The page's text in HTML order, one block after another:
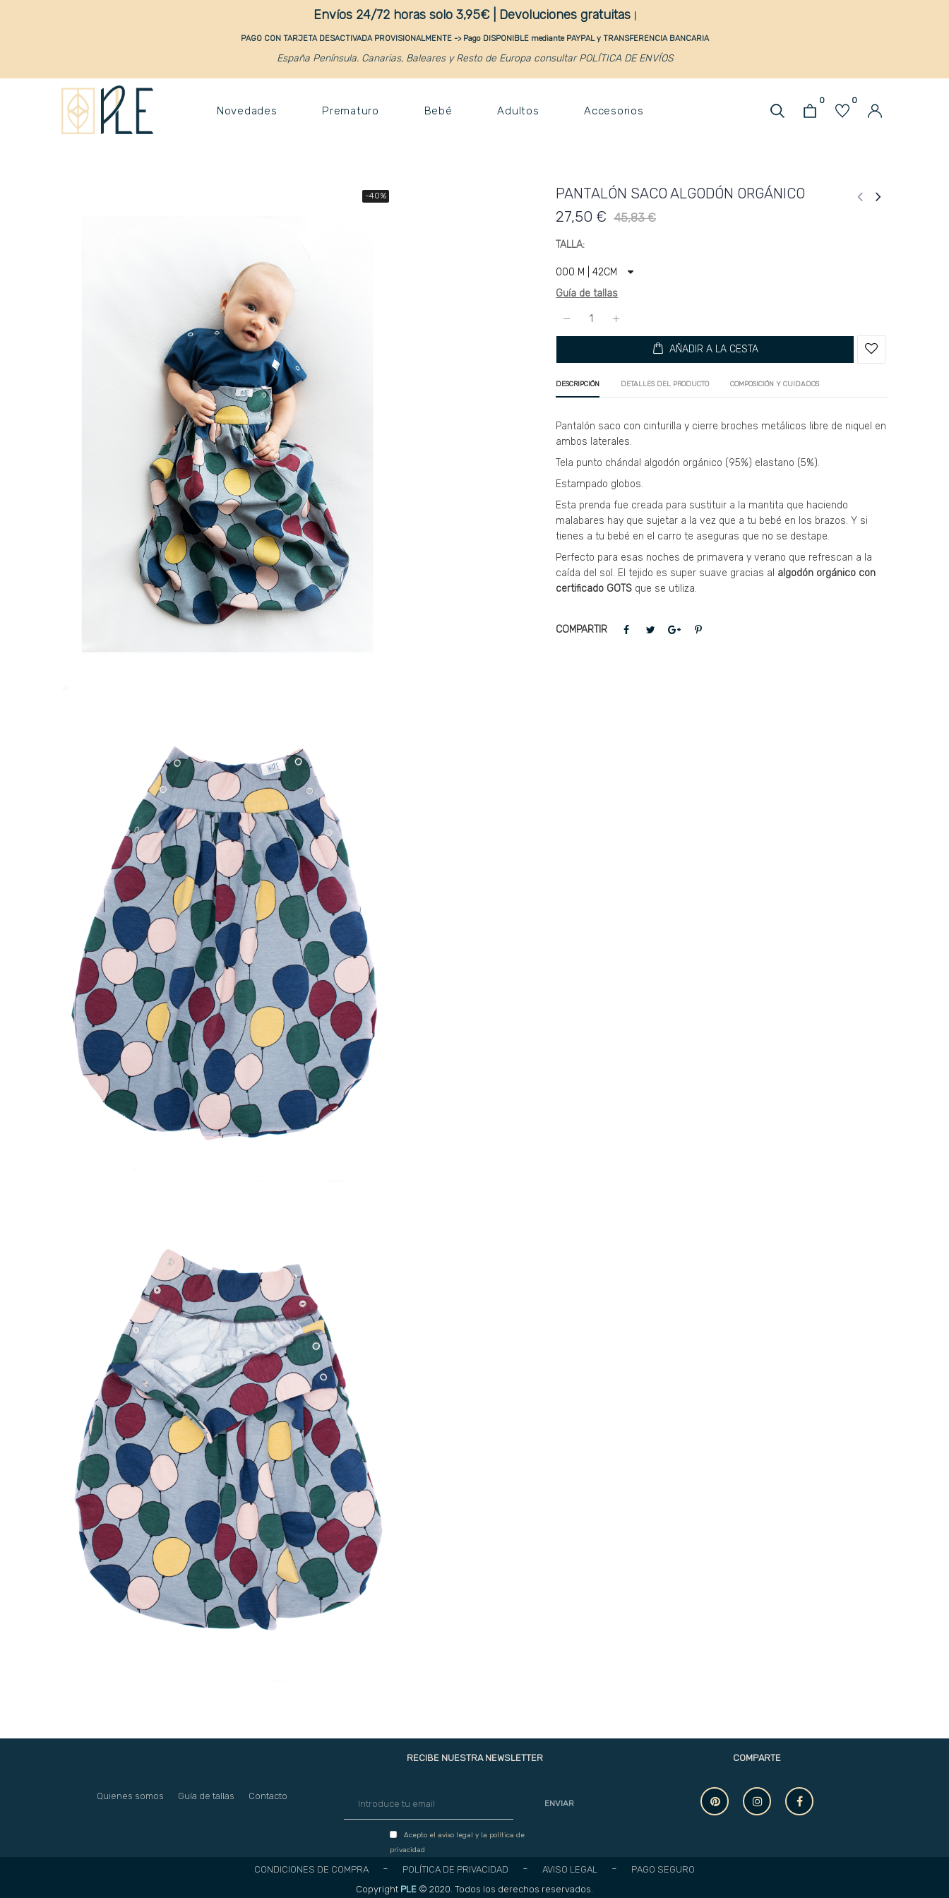
Envíos 24/72 horas solo 3,95€ | Devoluciones gratuitas
PAGO CON TARJETA DESACTIVADA PROVISIONALMENTE -> Pago DISPONIBLE mediante PAYPAL y TRANSFERENCIA BANCARIA
España Península. Canarias, Baleares y Resto de Europa consultar POLÍTICA DE ENVÍOS
0 0
Novedades Prematuro Bebé Adultos Accesorios
-40% PANTALÓN SACO ALGODÓN ORGÁNICO
27,50 € 45,83 €
TALLA
Guía de tallas
AÑADIR A LA CESTA
DESCRIPCIÓN DETALLES DEL PRODUCTO COMPOSICIÓN Y CUIDADOS
Pantalón saco con cinturilla y cierre broches metálicos libre de niquel en
ambos laterales.
Tela punto chándal algodón orgánico (95%) elastano (5%).
Estampado globos.
Esta prenda fue creada para sustituir a la mantita que haciendo
malabares hay que sujetar a la vez que a tu bebé en los brazos. Y si
tienes a tu bebé en el carro te aseguras que no se destape.
Perfecto para esas noches de primavera y verano que refrescan a la
caída del sol. El tejido es super suave gracias al algodón orgánico con
certificado GOTS que se utiliza.
COMPARTIR
Quienes somos Guía de tallas Contacto
RECIBE NUESTRA NEWSLETTER
ENVIAR
Acepto el aviso legal y la política de
privacidad
COMPARTE
CONDICIONES DE COMPRA POLÍTICA DE PRIVACIDAD AVISO LEGAL
PAGO SEGURO
Copyright PLE © 2020. Todos los derechos reservados.